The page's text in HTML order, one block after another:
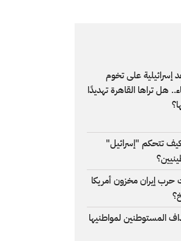
إسرائيلية على تخوم
هل تراها القاهرة تهديدًا
تتحكم "إسرائيل"
حرب إيران مخزون أمريكا
المستوطنين لمواطنيها